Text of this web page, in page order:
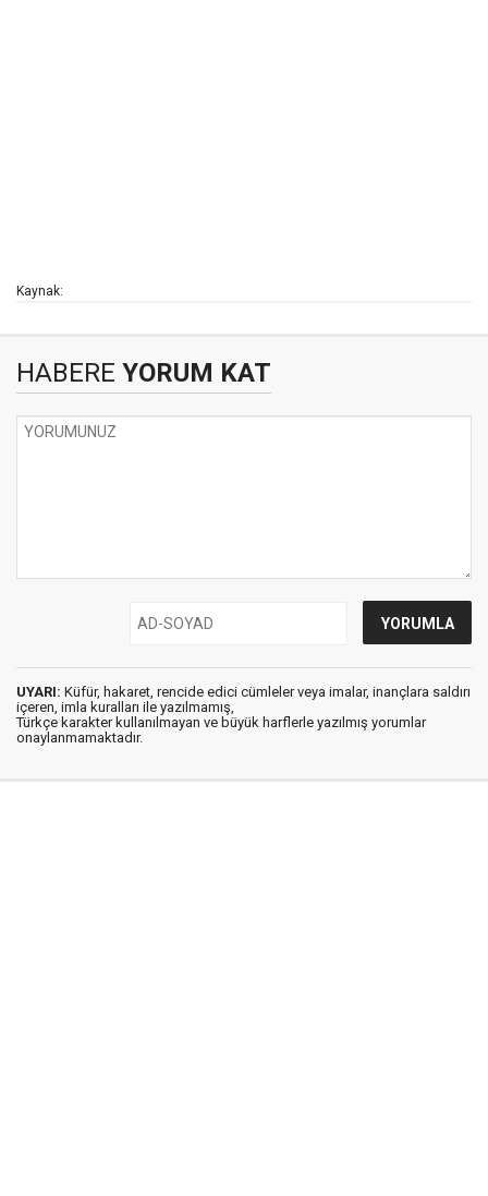
Kaynak:
HABERE YORUM KAT
UYARI: Küfür, hakaret, rencide edici cümleler veya imalar, inançlara saldırı
içeren, imla kuralları ile yazılmamış,
Türkçe karakter kullanılmayan ve büyük harflerle yazılmış yorumlar
onaylanmamaktadır.